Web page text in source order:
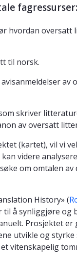
fagressurser:
hvordan
til norsk.
skriver
av oversatt
(kartet), vil vi
videre
om omtalen
History» (
å synliggjøre
Prosjektet
utvikle og
vitenskapelig